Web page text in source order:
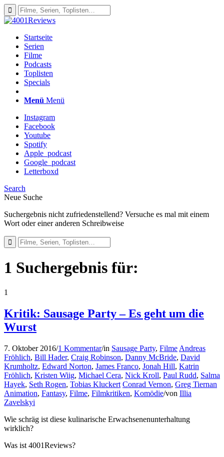
Startseite
Serien
Filme
Podcasts
Toplisten
Specials
Menü Menü
Instagram
Facebook
Youtube
Spotify
Apple_podcast
Google_podcast
Letterboxd
Search
Neue Suche
Suchergebnis nicht zufriedenstellend? Versuche es mal mit einem
Wort oder einer anderen Schreibweise
1 Suchergebnis für:
1
Kritik: Sausage Party – Es geht um die
Wurst
7. Oktober 2016/1 Kommentar/in Sausage Party, Filme Andreas
Fröhlich, Bill Hader, Craig Robinson, Danny McBride, David
Krumholtz, Edward Norton, James Franco, Jonah Hill, Katrin
Fröhlich, Kristen Wiig, Michael Cera, Nick Kroll, Paul Rudd, Salma
Hayek, Seth Rogen, Tobias Kluckert Conrad Vernon, Greg Tiernan
Animation, Fantasy, Filme, Filmkritiken, Komödie/von Illia
Zavelskyi
Wie schräg ist diese kulinarische Erwachsenenunterhaltung
wirklich?
Was ist 4001Reviews?